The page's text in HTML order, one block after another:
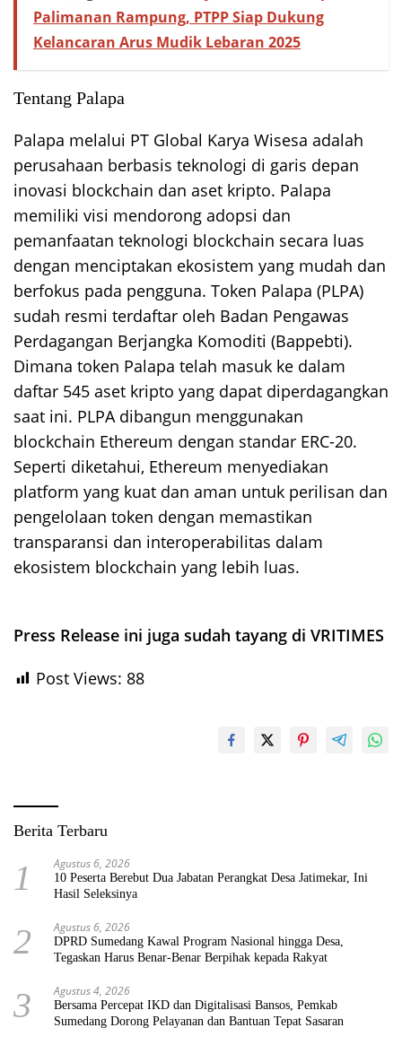
Palimanan Rampung, PTPP Siap Dukung
Kelancaran Arus Mudik Lebaran 2025
Tentang Palapa
Palapa melalui PT Global Karya Wisesa adalah
perusahaan berbasis teknologi di garis depan
inovasi blockchain dan aset kripto. Palapa
memiliki visi mendorong adopsi dan
pemanfaatan teknologi blockchain secara luas
dengan menciptakan ekosistem yang mudah dan
berfokus pada pengguna. Token Palapa (PLPA)
sudah resmi terdaftar oleh Badan Pengawas
Perdagangan Berjangka Komoditi (Bappebti).
Dimana token Palapa telah masuk ke dalam
daftar 545 aset kripto yang dapat diperdagangkan
saat ini. PLPA dibangun menggunakan
blockchain Ethereum dengan standar ERC-20.
Seperti diketahui, Ethereum menyediakan
platform yang kuat dan aman untuk perilisan dan
pengelolaan token dengan memastikan
transparansi dan interoperabilitas dalam
ekosistem blockchain yang lebih luas.
Press Release ini juga sudah tayang di VRITIMES
Post Views: 88
Berita Terbaru
1 Agustus 6, 2026
10 Peserta Berebut Dua Jabatan Perangkat Desa Jatimekar, Ini
Hasil Seleksinya
2 Agustus 6, 2026
DPRD Sumedang Kawal Program Nasional hingga Desa,
Tegaskan Harus Benar-Benar Berpihak kepada Rakyat
3 Agustus 4, 2026
Bersama Percepat IKD dan Digitalisasi Bansos, Pemkab
Sumedang Dorong Pelayanan dan Bantuan Tepat Sasaran